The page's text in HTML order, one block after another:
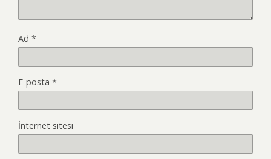
Ad *
E-posta *
İnternet sitesi